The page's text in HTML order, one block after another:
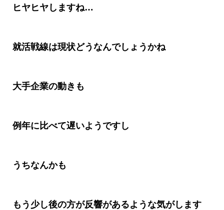
ヒヤヒヤしますね…
就活戦線は現状どうなんでしょうかね
大手企業の動きも
例年に比べて遅いようですし
うちなんかも
もう少し後の方が反響があるような気がします